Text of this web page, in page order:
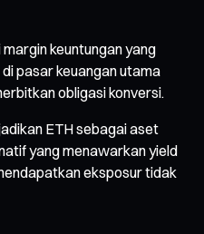
keuntungan yang
pasar keuangan utama
obligasi konversi.
ETH sebagai aset
yang menawarkan yield
eksposur tidak